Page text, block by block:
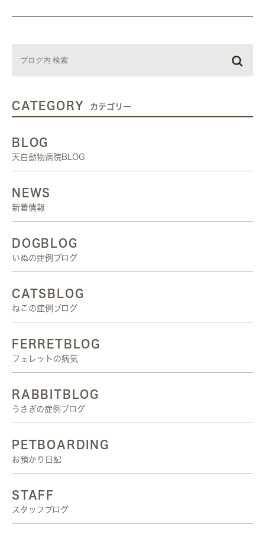
CATEGORY カテゴリー
BLOG
天白動物病院BLOG
NEWS
新着情報
DOGBLOG
いぬの症例ブログ
CATSBLOG
ねこの症例ブログ
FERRETBLOG
フェレットの病気
RABBITBLOG
うさぎの症例ブログ
PETBOARDING
お預かり日記
STAFF
スタッフブログ